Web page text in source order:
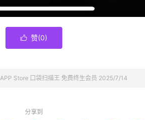
 赞(0)
APP Store 口袋扫描王 免费终生会员 2025/7/14
分享到